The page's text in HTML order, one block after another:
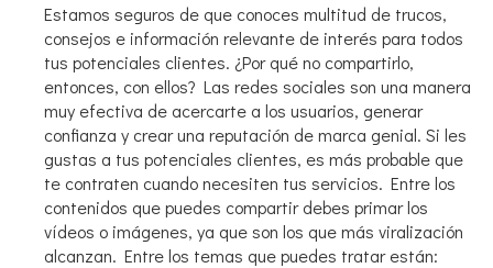
Estamos seguros de que conoces multitud de trucos,
consejos e información relevante de interés para todos
tus potenciales clientes. ¿Por qué no compartirlo,
entonces, con ellos? Las redes sociales son una manera
muy efectiva de acercarte a los usuarios, generar
confianza y crear una reputación de marca genial. Si les
gustas a tus potenciales clientes, es más probable que
te contraten cuando necesiten tus servicios. Entre los
contenidos que puedes compartir debes primar los
vídeos o imágenes, ya que son los que más viralización
alcanzan. Entre los temas que puedes tratar están: